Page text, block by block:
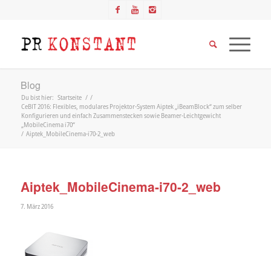
Blog
Du bist hier: Startseite / /
CeBIT 2016: Flexibles, modulares Projektor-System Aiptek „iBeamBlock“ zum selber
Konfigurieren und einfach Zusammenstecken sowie Beamer-Leichtgewicht
„MobileCinema i70“
/ Aiptek_MobileCinema-i70-2_web
Aiptek_MobileCinema-i70-2_web
7. März 2016